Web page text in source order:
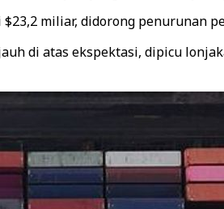
miliar, didorong penurunan
di atas ekspektasi, dipicu